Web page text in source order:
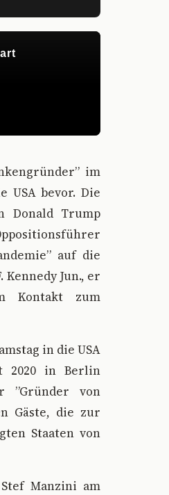
im
bevor. Die
Donald Trump
auf die
Jun., er
Kontakt zum
in die USA
2020 in Berlin
”Gründer von
Gäste, die zur
Staaten von
Manzini am